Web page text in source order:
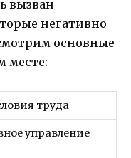
вызван
негативно
основные
месте:
труда
управление